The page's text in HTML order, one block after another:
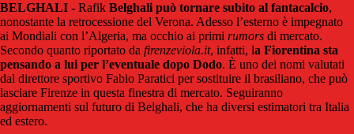
BELGHALI - Rafik Belghali può tornare subito al fantacalcio,
nonostante la retrocessione del Verona. Adesso l’esterno è impegnato
ai Mondiali con l’Algeria, ma occhio ai primi rumors di mercato.
Secondo quanto riportato da firenzeviola.it, infatti, la Fiorentina sta
pensando a lui per l’eventuale dopo Dodo. È uno dei nomi valutati
dal direttore sportivo Fabio Paratici per sostituire il brasiliano, che può
lasciare Firenze in questa finestra di mercato. Seguiranno
aggiornamenti sul futuro di Belghali, che ha diversi estimatori tra Italia
ed estero.